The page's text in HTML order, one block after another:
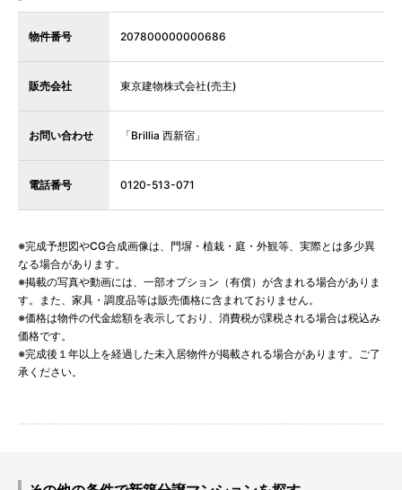
物件番号 207800000000686
販売会社 東京建物株式会社(売主)
お問い合わせ 「Brillia 西新宿」
電話番号 0120-513-071
※完成予想図やCG合成画像は、門塀・植栽・庭・外観等、実際とは多少異
なる場合があります。
※掲載の写真や動画には、一部オプション（有償）が含まれる場合がありま
す。また、家具・調度品等は販売価格に含まれておりません。
※価格は物件の代金総額を表示しており、消費税が課税される場合は税込み
価格です。
※完成後１年以上を経過した未入居物件が掲載される場合があります。ご了
承ください。